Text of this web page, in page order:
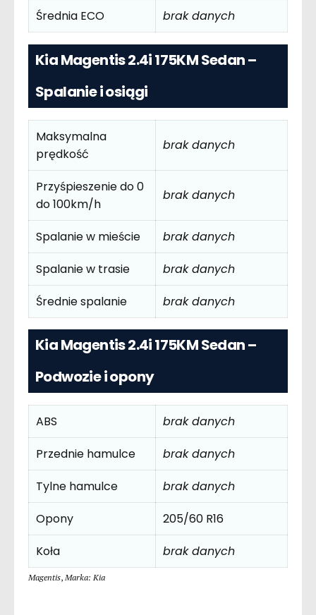
Średnia ECO brak danych
Kia Magentis 2.4i 175KM Sedan –
Spalanie i osiągi
Maksymalna
prędkość
brak danych
Przyśpieszenie do 0
do 100km/h
brak danych
Spalanie w mieście
brak danych
Spalanie w trasie
brak danych
Średnie spalanie
brak danych
Kia Magentis 2.4i 175KM Sedan –
Podwozie i opony
ABS
brak danych
Przednie hamulce
brak danych
Tylne hamulce
brak danych
Opony
205/60 R16
Koła
brak danych
Magentis, Marka: Kia